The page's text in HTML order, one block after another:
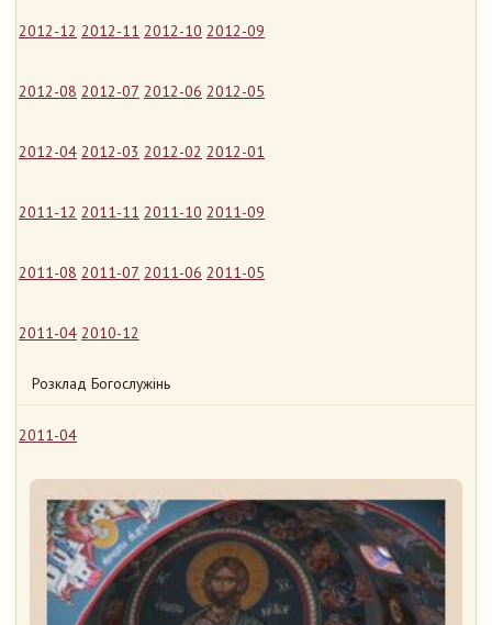
2012-12 2012-11 2012-10 2012-09
2012-08 2012-07 2012-06 2012-05
2012-04 2012-03 2012-02 2012-01
2011-12 2011-11 2011-10 2011-09
2011-08 2011-07 2011-06 2011-05
2011-04 2010-12
Розклад Богослужінь
2011-04